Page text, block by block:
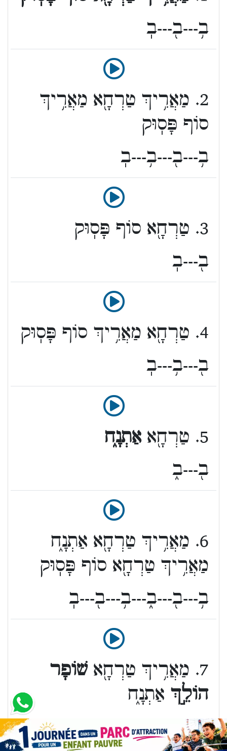
ב֥---ב֖---בֽ
ב֥---ב֖---ב֥---בֽ
2. מַאֲרִ֥יךְ טַרְחָ֖א מַאֲרִ֥יךְ
סוֹף פָּסֽוּק
ב֖---בֽ
3. טַרְחָ֖א סוֹף פָּסֽוּק
ב֖---ב֥---בֽ
4. טַרְחָ֖א מַאֲרִ֥יךְ סוֹף פָּסֽוּק
ב֖---ב֑
5. טַרְחָ֖א אַתְנָ֑ח
ב֥---ב֖---ב֑---ב֥---ב֖---בֽ
6. מַאֲרִ֥יךְ טַרְחָ֖א אַתְנָ֑ח
מַאֲרִ֥יךְ טַרְחָ֖א סוֹף פָּסֽוּק
ב֥---ב֖---ב֣---ב֑
7. מַאֲרִ֥יךְ טַרְחָ֖א
שׁוֹפָר
הוֹלֵ֣ךְ אַתְנָ֑ח